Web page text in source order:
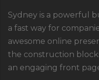
Sydney is a powerful
a fast way for
awesome online
the construction
an engaging front